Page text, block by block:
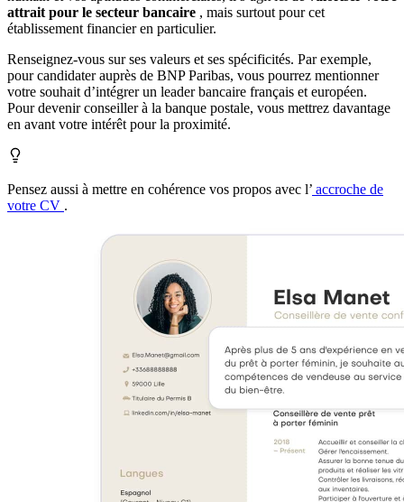
attrait pour le secteur bancaire , mais surtout pour cet
établissement financier en particulier.
Renseignez-vous sur ses valeurs et ses spécificités. Par exemple,
pour candidater auprès de BNP Paribas, vous pourrez mentionner
votre souhait d’intégrer un leader bancaire français et européen.
Pour devenir conseiller à la banque postale, vous mettrez davantage
en avant votre intérêt pour la proximité.
Pensez aussi à mettre en cohérence vos propos avec l’ accroche de
votre CV .